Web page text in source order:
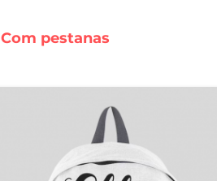
Com pestanas